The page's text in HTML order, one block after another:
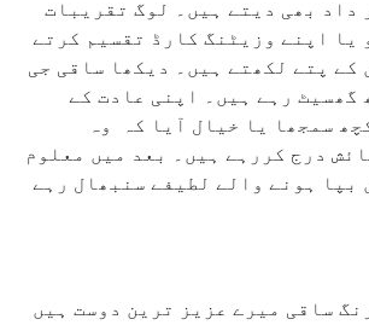
داد بھی دیتے ہیں۔ لوگ تقریبات
یا اپنے وزیٹنگ کارڈ تقسیم کرتے
کے پتے لکھتے ہیں۔ دیکھا ساقی جی
گھسیٹ رہے ہیں۔ اپنی عادت کے
سمجھا یا خیال آیا کہ وہ
درج کررہے ہیں۔ بعد میں معلوم
بپا ہونے والے لطیفے سنبھال رہے
ساقی میرے عزیز ترین دوست ہیں